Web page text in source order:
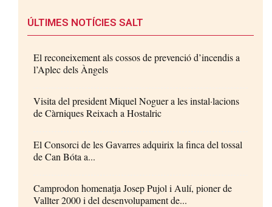
ÚLTIMES NOTÍCIES SALT
El reconeixement als cossos de prevenció d’incendis a
l’Aplec dels Àngels
Visita del president Miquel Noguer a les instal·lacions
de Càrniques Reixach a Hostalric
El Consorci de les Gavarres adquirix la finca del tossal
de Can Bóta a...
Camprodon homenatja Josep Pujol i Aulí, pioner de
Vallter 2000 i del desenvolupament de...